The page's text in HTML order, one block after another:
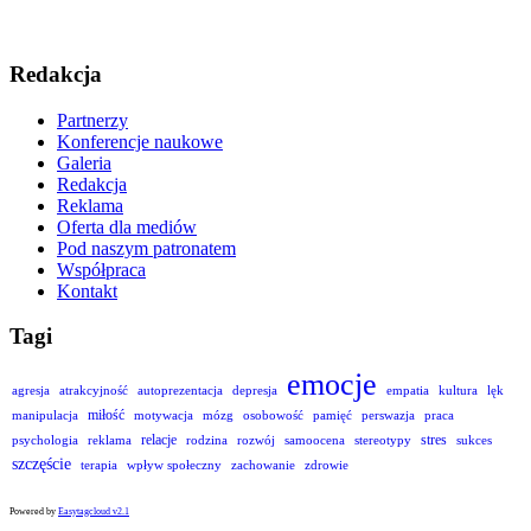
Redakcja
Partnerzy
Konferencje naukowe
Galeria
Redakcja
Reklama
Oferta dla mediów
Pod naszym patronatem
Współpraca
Kontakt
Tagi
agresja atrakcyjność autoprezentacja depresja emocje empatia kultura
lęk
manipulacja
miłość motywacja mózg osobowość pamięć perswazja
praca
psychologia
reklama relacje rodzina rozwój samoocena stereotypy stres sukces
szczęście terapia wpływ społeczny zachowanie zdrowie
Powered by Easytagcloud v2.1